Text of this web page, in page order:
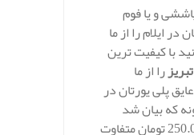
و یا فوم
ایلام را از ما
با کیفیت ترین
تبریزرا از ما
پلی یورتان در
که بیان شد
230.000 الی 250.000 تومان متفاوت